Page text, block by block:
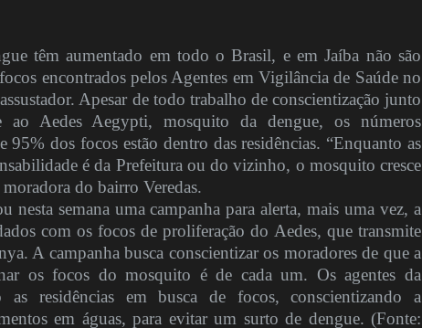
têm aumentado em todo o Brasil, e em Jaíba não são
encontrados pelos Agentes em Vigilância de Saúde no
Apesar de todo trabalho de conscientização junto
ao Aedes Aegypti, mosquito da dengue, os números
95% dos focos estão dentro das residências. “Enquanto as
é da Prefeitura ou do vizinho, o mosquito cresce
do bairro Veredas.
nesta semana uma campanha para alerta, mais uma vez, a
com os focos de proliferação do Aedes, que transmite
A campanha busca conscientizar os moradores de que a
os focos do mosquito é de cada um. Os agentes da
as residências em busca de focos, conscientizando a
em águas, para evitar um surto de dengue. (Fonte: